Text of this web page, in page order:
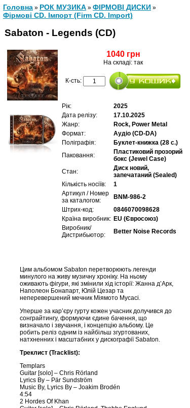
Головна » РОК МУЗИКА » ФІРМОВІ ДИСКИ »
Фірмові CD. Імпорт (Firm CD. Import)
Sabaton - Legends (CD)
1040 грн
На складі: так
К-сть:
Рік:
2025
Дата релізу:
17.10.2025
Жанр:
Rock, Power Metal
Формат:
Аудіо (CD-DA)
Поліграфія:
Буклет-книжка (28 с.)
Паковання:
Пластиковий прозорий
бокс (Jewel Case)
Стан:
Диск новий,
запечатаний (Sealed)
Кількість носіїв:
1
Артикул / Номер
за каталогом:
BNM-986-2
Штрих-код:
0846070098628
Країна виробник: EU (Євросоюз)
Виробник/
Дистрибьютор:
Better Noise Records
Цим альбомом Sabaton перетворюють легенди
минулого на живу музичну хроніку. На ньому
оживають фігури, які змінили хід історії: Жанна д’Арк,
Наполеон Бонапарт, Юлій Цезар та
неперевершений мечник Міямото Мусасі.
Уперше за кар’єру гурту кожен учасник долучився до
сонграйтингу, формуючи єдине бачення, що
визначало і звучання, і концепцію альбому. Це
робить реліз одним із найбільш згуртованих,
натхненних і масштабних у дискографії Sabaton.
Треклист (Tracklist):
Templars
Guitar [solo] – Chris Rörland
Lyrics By – Pär Sundström
Music By, Lyrics By – Joakim Brodén
4:54
2 Hordes Of Khan